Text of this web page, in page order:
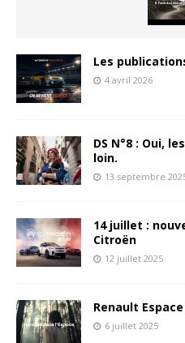
Les
4 avril 2026
DS N°8 : Oui,
loin.
13 septembre
14 juillet :
Citroën
12 juillet 2025
Renault
6 juillet 2025